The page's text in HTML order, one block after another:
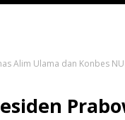
Alim Ulama dan Konbes